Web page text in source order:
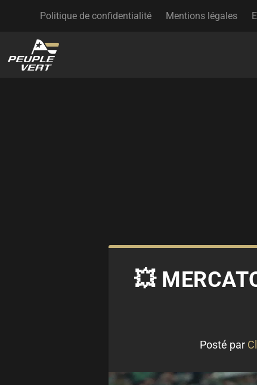
Politique de confidentialité Mentions légales
💥
Posté par